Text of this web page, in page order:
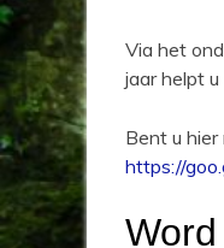
Via het
jaar helpt
Bent u hier
https://